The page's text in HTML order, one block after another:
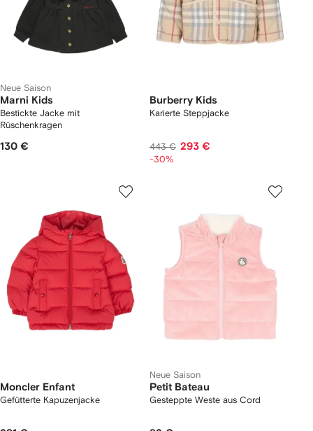
Neue Saison
Marni Kids
Bestickte Jacke mit
Rüschenkragen
130 €
Burberry Kids
Karierte Steppjacke
443 € 293 €
-30%
Moncler Enfant
Gefütterte Kapuzenjacke
Neue Saison
Petit Bateau
Gesteppte Weste aus Cord